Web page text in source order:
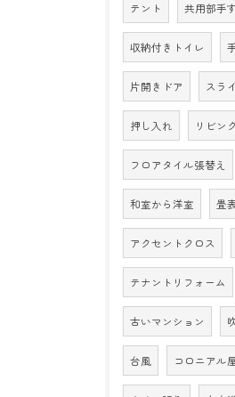
テント 共用部手
収納付きトイレ
片開きドア スラ
押し入れ リビン
フロアタイル張替え
和室から洋室 畳
アクセントクロス
テナントリフォーム
古いマンション
台風 コロニアル